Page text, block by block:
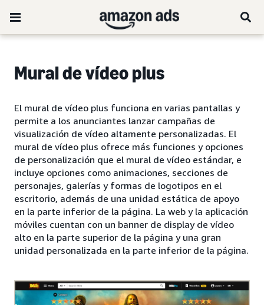
Mural de vídeo plus
El mural de vídeo plus funciona en varias pantallas y
permite a los anunciantes lanzar campañas de
visualización de vídeo altamente personalizadas. El
mural de vídeo plus ofrece más funciones y opciones
de personalización que el mural de vídeo estándar, e
incluye opciones como animaciones, secciones de
personajes, galerías y formas de logotipos en el
escritorio, además de una unidad estática de apoyo
en la parte inferior de la página. La web y la aplicación
móviles cuentan con un banner de display de vídeo
alto en la parte superior de la página y una gran
unidad personalizada en la parte inferior de la página.